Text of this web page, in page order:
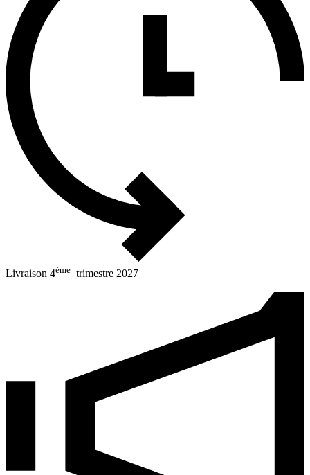
Livraison 4ème trimestre 2027